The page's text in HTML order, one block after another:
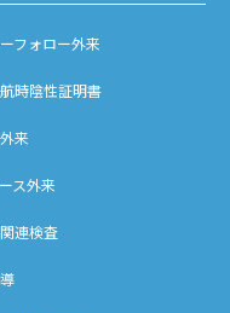
フォロー外来
時陰性証明書
来
ス外来
連検査